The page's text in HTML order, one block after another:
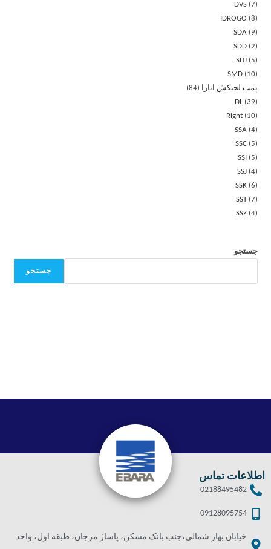
DVS 7
IDROGO
8
SDA
9
SDD 2
SDJ
5
SMD
10
پمپ لجنکش ابارا
84
DL 39
Right
10
SSA 4
SSC
5
SSI
5
SSJ 4
SSK 6
SST 7
SSZ 4
جستجو
جستجو
اطلاعات تماس
02188495482
09128095754
خیابان بهار شمالی،جنب بانک مسکن، پاساژ مرجان، طبقه اول، واحد